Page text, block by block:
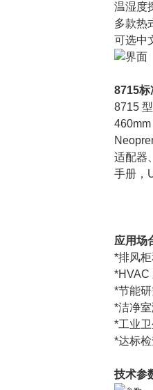
温湿度
多款热
可选中
8715标
8715
适配器
手册，
应用场
*排风
*HVAC
*节能
*洁净
*工业
*达标
技术参